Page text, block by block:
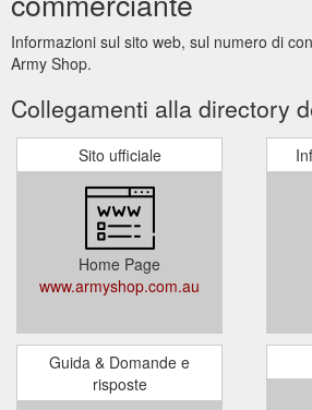
Informazioni sul sito web, sul numero di
Army Shop.
Collegamenti alla directory
Sito ufficiale
Home Page
www.armyshop.com.au
Guida & Domande e
risposte